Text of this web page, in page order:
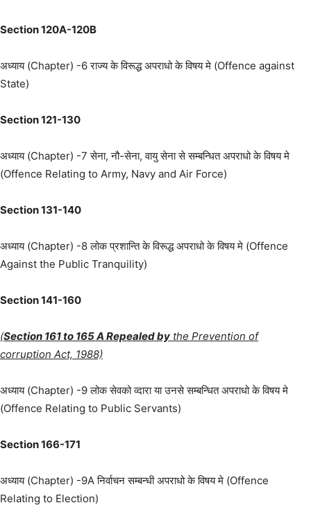
Section 120A-120B
अध्याय (Chapter) -6 राज्य के विरूद्ध अपराधो के विषय मे (Offence against
State)
Section 121-130
अध्याय (Chapter) -7 सेना, नौ-सेना, वायु सेना से सम्बन्धित अपराधो के विषय मे
(Offence Relating to Army, Navy and Air Force)
Section 131-140
अध्याय (Chapter) -8 लोक प्रशान्ति के विरूद्ध अपराधो के विषय मे (Offence
Against the Public Tranquility)
Section 141-160
(Section 161 to 165 A Repealed by the Prevention of
corruption Act, 1988)
अध्याय (Chapter) -9 लोक सेवको व्दारा या उनसे सम्बन्धित अपराधो के विषय मे
(Offence Relating to Public Servants)
Section 166-171
अध्याय (Chapter) -9A निर्वाचन सम्बन्धी अपराधो के विषय मे (Offence
Relating to Election)